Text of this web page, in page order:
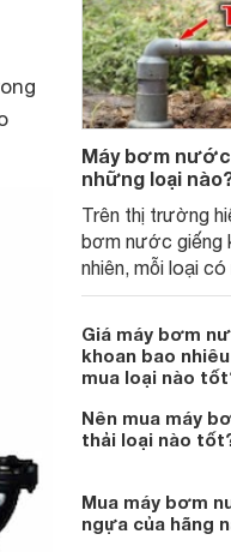
Máy bơm
những loại
Trên thị trường
bơm nước giếng
nhiên, mỗi loại
Do đó, mọi
kỹ lưỡng để
Giá máy bơm
khoan bao
mua loại nào
Nên mua máy
thải loại nào
Mua máy bơm
ngựa của hãng